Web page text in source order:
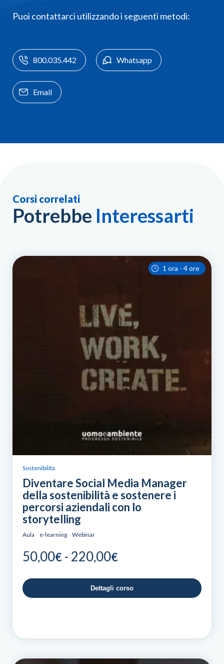
Puoi contattarci utilizzando i seguenti metodi:
800.035.442 Whatsapp
Email
Corsi correlati
Potrebbe Interessarti
Sostenibilità
Diventare Social Media Manager
della sostenibilità e sostenere i
percorsi aziendali con lo
storytelling
Aula e-learning Webinar
1 ora - 4 ore
50,00€ - 220,00€Fascia
prezzo:
da
Dettagli corso